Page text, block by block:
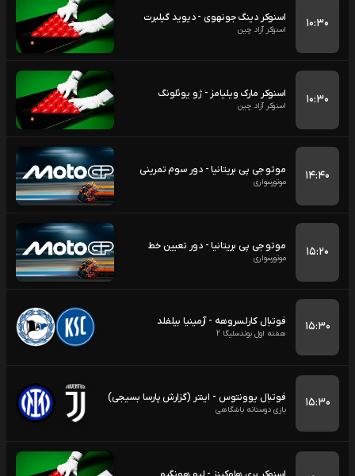
۱۰:۳۰ اسنوکر دینگ جونهوی - دیوید گیلبرت
اسنوکر آزاد چین
۱۰:۳۰ اسنوکر مارک ویلیامز - ژو یوئلونگ
اسنوکر آزاد چین
۱۴:۴۰ موتو جی پی بریتانیا - دور سوم تمرینی
موتورسواری
۱۵:۲۰ موتو جی پی بریتانیا - دور تعیین خط
موتورسواری
۱۵:۳۰ فوتبال کارلسروهه - آرمینیا بیلفلد
هفته اول بوندسلیگا 2
۱۵:۳۰ فوتبال یوونتوس - اینتر (گزارش پارسا بسیجی)
بازی دوستانه باشگاهی